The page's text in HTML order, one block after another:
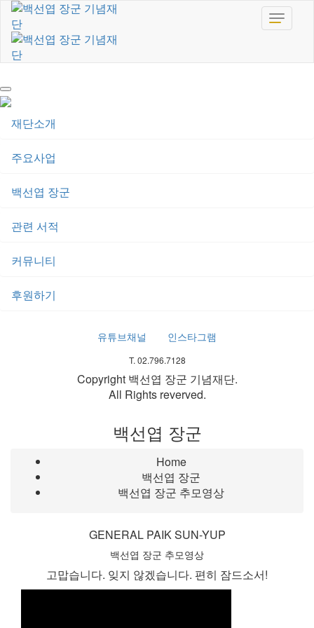
toggle
재단소개
주요사업
백선엽 장군
관련 서적
커뮤니티
후원하기
유튜브채널 인스타그램
T. 02.796.7128
Copyright 백선엽 장군 기념재단.
All Rights reverved.
백선엽 장군
Home
백선엽 장군
백선엽 장군 추모영상
GENERAL PAIK SUN-YUP
백선엽 장군 추모영상
고맙습니다. 잊지 않겠습니다. 편히 잠드소서!